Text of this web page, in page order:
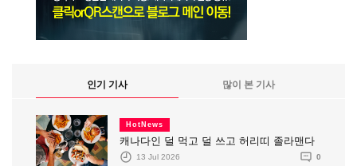
인기 기사 많이 본 기사
HotNews
캐나다인 덜 먹고 덜 쓰고 허리띠 졸라맨다
13 Jul 2026 0